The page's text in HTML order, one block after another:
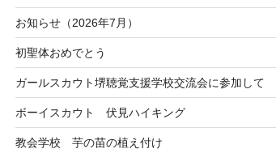
お知らせ（2026年7月）
初聖体おめでとう
ガールスカウト堺聴覚支援学校交流会に参加して
ボーイスカウト 伏見ハイキング
教会学校 芋の苗の植え付け